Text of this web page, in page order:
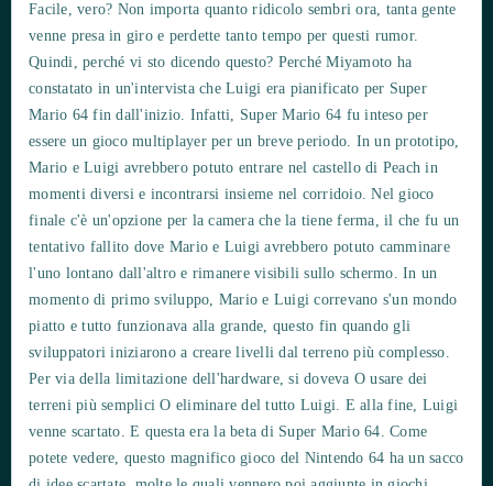
Facile, vero? Non importa quanto ridicolo sembri ora, tanta gente
venne presa in giro e perdette tanto tempo per questi rumor.
Quindi, perché vi sto dicendo questo? Perché Miyamoto ha
constatato in un'intervista che Luigi era pianificato per Super
Mario 64 fin dall'inizio. Infatti, Super Mario 64 fu inteso per
essere un gioco multiplayer per un breve periodo. In un prototipo,
Mario e Luigi avrebbero potuto entrare nel castello di Peach in
momenti diversi e incontrarsi insieme nel corridoio. Nel gioco
finale c'è un'opzione per la camera che la tiene ferma, il che fu un
tentativo fallito dove Mario e Luigi avrebbero potuto camminare
l'uno lontano dall'altro e rimanere visibili sullo schermo. In un
momento di primo sviluppo, Mario e Luigi correvano s'un mondo
piatto e tutto funzionava alla grande, questo fin quando gli
sviluppatori iniziarono a creare livelli dal terreno più complesso.
Per via della limitazione dell'hardware, si doveva O usare dei
terreni più semplici O eliminare del tutto Luigi. E alla fine, Luigi
venne scartato. E questa era la beta di Super Mario 64. Come
potete vedere, questo magnifico gioco del Nintendo 64 ha un sacco